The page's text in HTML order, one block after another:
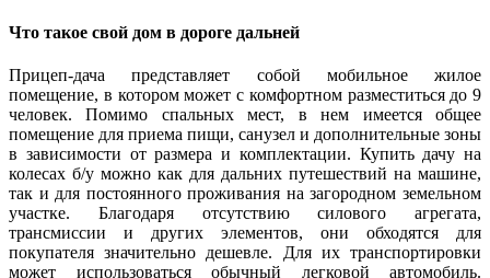
Что такое свой дом в дороге дальней
Прицеп-дача представляет собой мобильное жилое
помещение, в котором может с комфортном разместиться до 9
человек. Помимо спальных мест, в нем имеется общее
помещение для приема пищи, санузел и дополнительные зоны
в зависимости от размера и комплектации. Купить дачу на
колесах б/у можно как для дальних путешествий на машине,
так и для постоянного проживания на загородном земельном
участке. Благодаря отсутствию силового агрегата,
трансмиссии и других элементов, они обходятся для
покупателя значительно дешевле. Для их транспортировки
может использоваться обычный легковой автомобиль.